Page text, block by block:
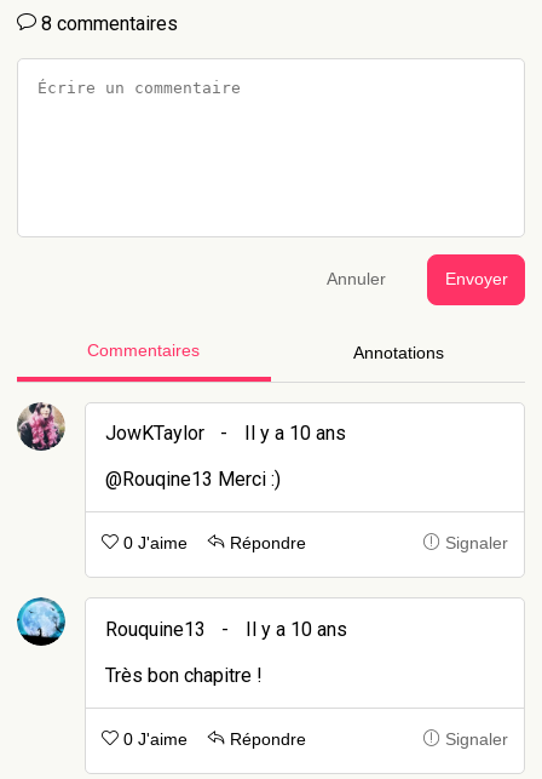
8 commentaires
Annuler Envoyer
Commentaires Annotations
JowKTaylor -
Il y a 10 ans
@Rouqine13 Merci :)
0 J'aime Répondre Signaler
Rouquine13 -
Il y a 10 ans
Très bon chapitre !
0 J'aime Répondre Signaler